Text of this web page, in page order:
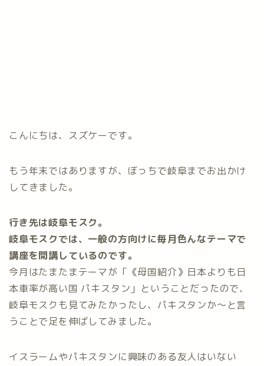
こんにちは、スズケーです。
もう年末ではありますが、ぼっちで岐阜までお出かけ
してきました。
行き先は岐阜モスク。
岐阜モスクでは、一般の方向けに毎月色んなテーマで
講座を開講しているのです。
今月はたまたまテーマが「《母国紹介》日本よりも日
本車率が高い国 パキスタン」ということだったので、
岐阜モスクも見てみたかったし、パキスタンか〜と言
うことで足を伸ばしてみました。
イスラームやパキスタンに興味のある友人はいない